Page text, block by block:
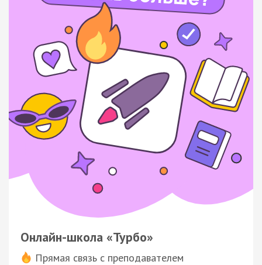
Онлайн-школа «Турбо»
Прямая связь с преподавателем